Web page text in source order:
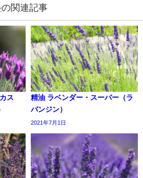
の関連記事
ス
精油 ラベンダー・スーパー（ラ
バンジン）
2021年7月1日